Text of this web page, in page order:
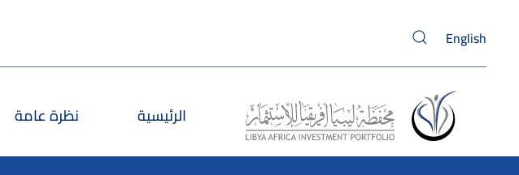
Skip to main content
English
الرئيسية نظرة عامة